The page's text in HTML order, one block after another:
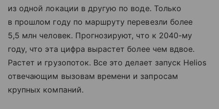
из одной локации в другую по воде. Только
в прошлом году по маршруту перевезли более
5,5 млн человек. Прогнозируют, что к 2040-му
году, что эта цифра вырастет более чем вдвое.
Растет и грузопоток. Все это делает запуск Helios
отвечающим вызовам времени и запросам
крупных компаний.